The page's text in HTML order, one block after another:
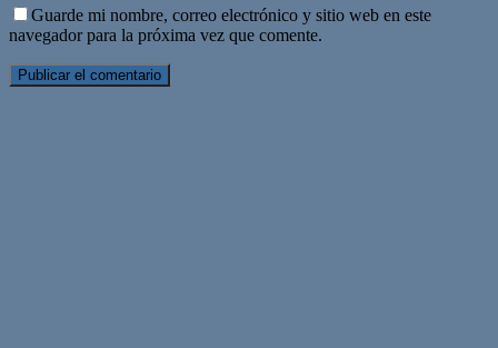
Guarde mi nombre, correo electrónico y sitio web en este
navegador para la próxima vez que comente.